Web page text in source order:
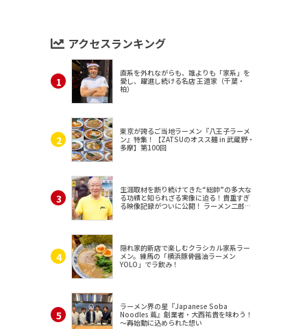
アクセスランキング
直系を外れながらも、誰よりも「家系」を
愛し、躍進し続ける名店 王道家（千葉・
柏）
東京が誇るご当地ラーメン『八王子ラーメ
ン』特集！【ZATSUのオスス麺 in 武蔵野・
多摩】第100回
生涯取材を断り続けてきた“総帥”の多大な
る功績と知られざる実像に迫る！貴重すぎ
る映像記録がついに公開！ ラーメン二郎
隠れ家的新店で楽しむクラシカル家系ラー
メン。練馬の「横浜豚骨醤油ラーメン
YOLO」でラ飲み！
ラーメン界の星『Japanese Soba
Noodles 蔦』創業者・大西祐貴を味わう！
～再始動に込められた想い